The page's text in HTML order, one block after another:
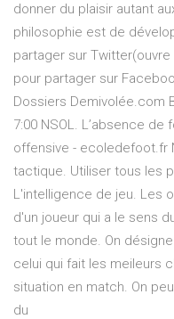
donner du plaisir autant
philosophie est de
partager sur
pour partager sur
Dossiers Demivolée.com
7:00 NSOL. L’absence de
offensive - ecoledefoot.fr
tactique. Utiliser tous les
L'intelligence de jeu. Les
d'un joueur qui a le sens
tout le monde. On
celui qui fait les meileurs
situation en match. On
du